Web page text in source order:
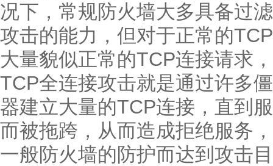
况下，常规防火墙大多具备过
攻击的能力，但对于正常的
大量貌似正常的TCP连接请求
TCP全连接攻击就是通过许多
器建立大量的TCP连接，直到
而被拖跨，从而造成拒绝服务
一般防火墙的防护而达到攻击